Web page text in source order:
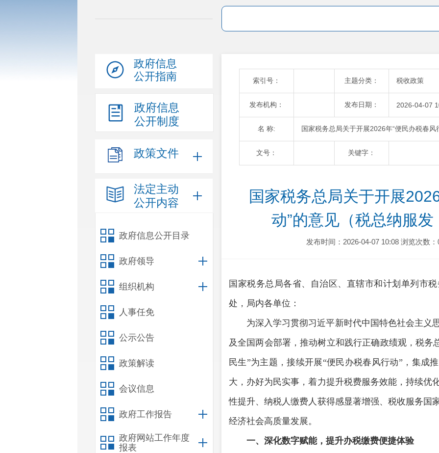
政府信息
公开指南
政府信息
公开制度
政策文件
法定主动
公开内容
政府信息公开目录
政府领导
组织机构
人事任免
公示公告
政策解读
会议信息
政府工作报告
政府网站工作年度
报表
索引号： 主题分类： 税收政策
发布机构： 发布日期： 2026-04-07
名 称: 国家税务总局关于开展2026年“便民办税春风
文号： 关键字：
国家税务总局关于开展
动”的意见（税总纳服发
发布时间：2026-04-07 10:08 浏览次数：
国家税务总局各省、自治区、直辖市和计划单列市
处，局内各单位：
为深入学习贯彻习近平新时代中国特色社会主义
及全国两会部署，推动树立和践行正确政绩观，税务
民生”为主题，接续开展“便民办税春风行动”，集成
大，办好为民实事，着力提升税费服务效能，持续优
性提升、纳税人缴费人获得感显著增强、税收服务国
经济社会高质量发展。
一、深化数字赋能，提升办税缴费便捷体验